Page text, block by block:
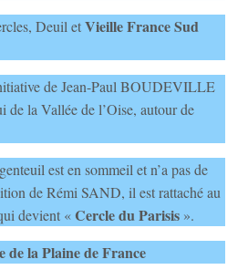
Deuil etVieille France Sud
de Jean-Paul BOUDEVILLE
de la Vallée de l’Oise, autour de
est en sommeil et n’a pas de
de Rémi SAND, il est rattaché au
devient «Cercle du Parisis ».
de la Plaine de France